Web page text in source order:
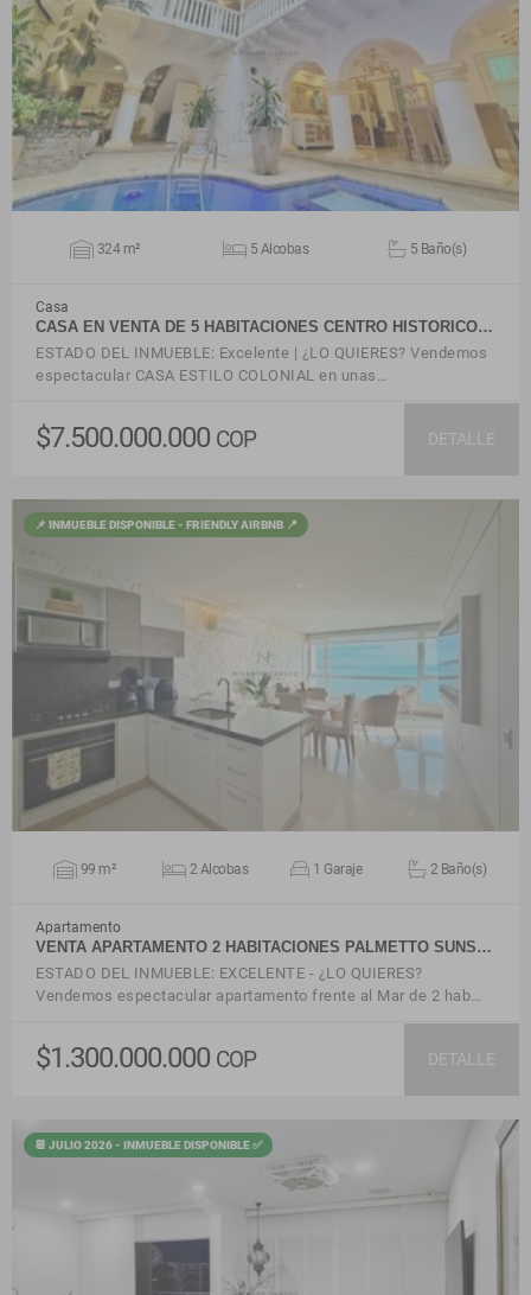
VER DETALLES
324 m² 5 Alcobas 5 Baño(s)
Casa
CASA EN VENTA DE 5 HABITACIONES CENTRO HISTORICO…
ESTADO DEL INMUEBLE: Excelente | ¿LO QUIERES? Vendemos
espectacular CASA ESTILO COLONIAL en unas…
$7.500.000.000 COP DETALLE
📌 INMUEBLE DISPONIBLE - FRIENDLY AIRBNB 📍
99 m² 2 Alcobas 1 Garaje 2 Baño(s)
Apartamento
VENTA APARTAMENTO 2 HABITACIONES PALMETTO SUNS…
ESTADO DEL INMUEBLE: EXCELENTE - ¿LO QUIERES?
Vendemos espectacular apartamento frente al Mar de 2 hab…
$1.300.000.000 COP DETALLE
📆 JULIO 2026 - INMUEBLE DISPONIBLE ✅
VER DETALLES